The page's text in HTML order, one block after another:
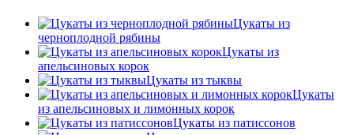
Цукаты из
черноплодной рябины
Цукаты из
апельсиновых корок
Цукаты из тыквы
Цукаты
из апельсиновых и лимонных корок
Цукаты из патиссонов